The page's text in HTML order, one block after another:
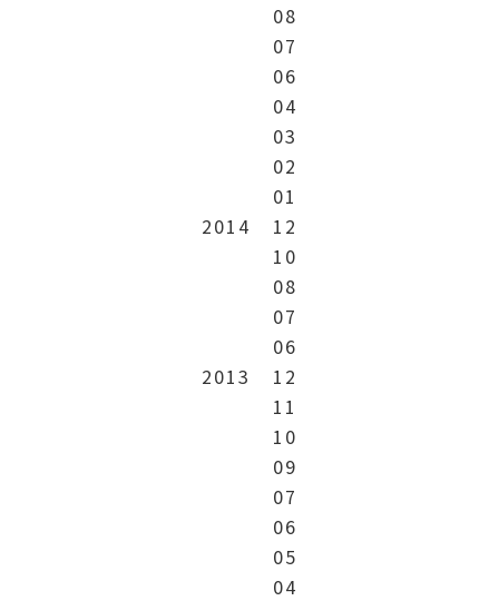
08
07
06
04
03
02
01
2014
12
10
08
07
06
2013
12
11
10
09
07
06
05
04